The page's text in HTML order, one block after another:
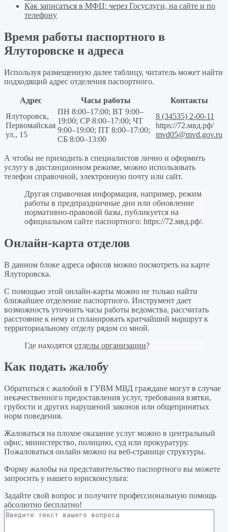
Как записаться в МФЦ: через Госуслуги, на сайте и по
телефону
Время работы паспортного в
Ялуторовске и адреса
Используя размещенную далее таблицу, читатель может найти
подходящий адрес отделения паспортного.
Адрес Часы работы
Контакты
Ялуторовск,
Первомайская
ул., 15
ПН 8:00–17:00; ВТ 9:00–
19:00; СР 8:00–17:00; ЧТ
9:00–19:00; ПТ 8:00–17:00;
СБ 8:00–13:00
8 (34535) 2-00-11
https://72.мвд.рф/
mvd05@mvd.gov.ru
А чтобы не приходить в специалистов лично и оформить
услугу в дистанционном режиме, можно использовать
телефон справочной, электронную почту или сайт.
Другая справочная информация, например, режим
работы в предпраздничные дни или обновление
нормативно-правовой базы, публикуется на
официальном сайте паспортного: https://72.мвд.рф/.
Онлайн-карта отделов
В данном блоке адреса офисов можно посмотреть на карте
Ялуторовска.
С помощью этой онлайн-карты можно не только найти
ближайшее отделение паспортного. Инструмент дает
возможность уточнить часы работы ведомства, рассчитать
расстояние к нему и спланировать кратчайший маршрут к
территориальному отделу рядом со мной.
Где находятся отделы организации?
Как подать жалобу
Обратиться с жалобой в ГУВМ МВД граждане могут в случае
некачественного предоставления услуг, требования взятки,
грубости и других нарушений законов или общепринятых
норм поведения.
Жаловаться на плохое оказание услуг можно в центральный
офис, министерство, полицию, суд или прокуратуру.
Пожаловаться онлайн можно на веб-странице структуры.
Форму жалобы на представительство паспортного вы можете
запросить у нашего юрисконсульта:
Задайте свой вопрос и получите профессиональную помощь
абсолютно бесплатно!